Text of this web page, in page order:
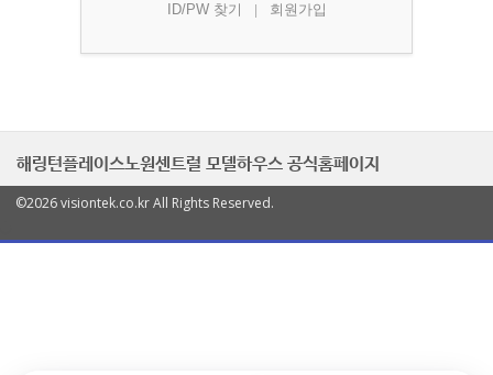
ID/PW 찾기 회원가입
해링턴플레이스노원센트럴 모델하우스 공식홈페이지
©2026 visiontek.co.kr All Rights Reserved.